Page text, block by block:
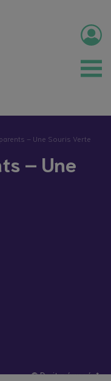
– Une Souris Verte
– Une
© Droits réservés*